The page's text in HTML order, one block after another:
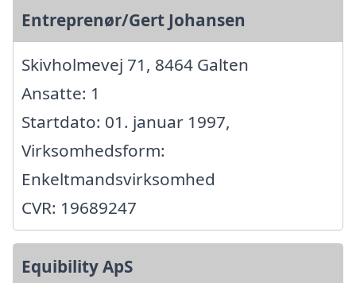
Entreprenør/Gert Johansen
Skivholmevej 71, 8464 Galten
Ansatte: 1
Startdato: 01. januar 1997,
Virksomhedsform:
Enkeltmandsvirksomhed
CVR: 19689247
Equibility ApS